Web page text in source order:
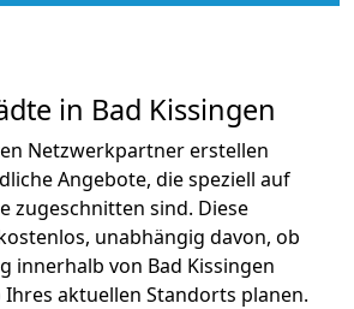
in Bad Kissingen
Netzwerkpartner erstellen
Angebote, die speziell auf
zugeschnitten sind. Diese
unabhängig davon, ob
innerhalb von Bad Kissingen
aktuellen Standorts planen.